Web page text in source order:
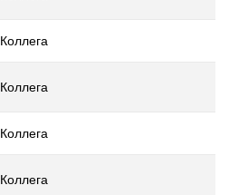
Коллега
Коллега
Коллега
Коллега